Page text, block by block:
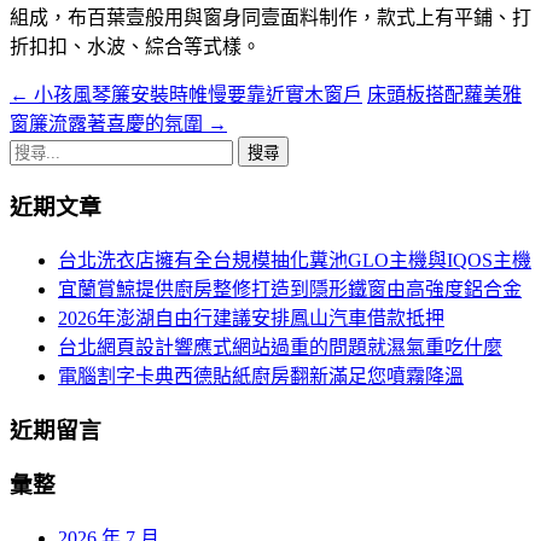
組成，布百葉壹般用與窗身同壹面料制作，款式上有平鋪、打
折扣扣、水波、綜合等式樣。
文
章
航
← 小孩風琴簾安裝時帷慢要靠近實木窗戶 床頭板搭配蘿美雅
窗簾流露著喜慶的氛圍 →
搜
關
近期文章
台北洗衣店擁有全台規模抽化糞池GLO主機與IQOS主機
宜蘭賞鯨提供廚房整修打造到隱形鐵窗由高強度鋁合金
2026年澎湖自由行建議安排鳳山汽車借款抵押
台北網頁設計響應式網站過重的問題就濕氣重吃什麼
電腦割字卡典西德貼紙廚房翻新滿足您噴霧降溫
近期留言
彙整